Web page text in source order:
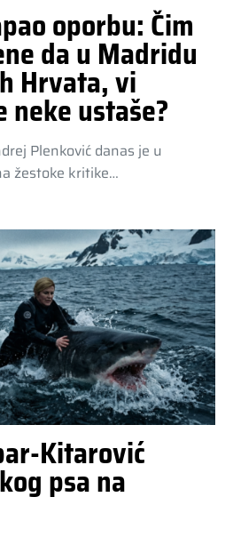
oporbu: Čim
da u Madridu
Hrvata, vi
ustaše?
Plenković danas je u
žestoke kritike…
Kitarović
psa na